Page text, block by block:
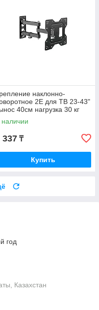
наклонно-
2E для ТВ 23-43"
40см нагрузка 30 кг
чёрный
наличии
337 ₸
Купить
год
Казахстан